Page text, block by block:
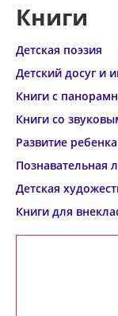
Книги
Детская поэзия
Детский досуг и
Книги с
Книги со
Развитие ребенка
Познавательная
Детская
Книги для